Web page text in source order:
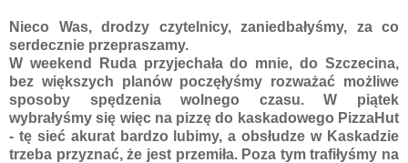
Nieco Was, drodzy czytelnicy, zaniedbałyśmy, za co
serdecznie przepraszamy.
W weekend Ruda przyjechała do mnie, do Szczecina,
bez większych planów poczęłyśmy rozważać możliwe
sposoby spędzenia wolnego czasu. W piątek
wybrałyśmy się więc na pizzę do kaskadowego PizzaHut
- tę sieć akurat bardzo lubimy, a obsłudze w Kaskadzie
trzeba przyznać, że jest przemiła. Poza tym trafiłyśmy na